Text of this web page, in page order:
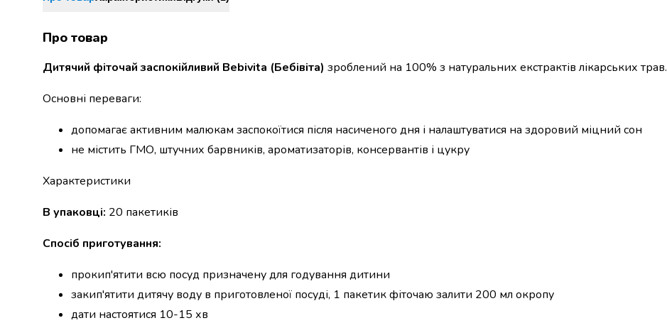
Продукти
напої
Бакалія
Олія
вироби
Сухі
Їжа
приготування
та
Цукор
Все
для
Про товар
Дитячий фіточай заспокійливий Bebivita (Бебівіта) зроблений на 100% з натуральних екстрактів лікарських трав.
Основні переваги:
допомагає активним малюкам заспокоїтися після насиченого дня і налаштуватися на здоровий міцний сон
не містить ГМО, штучних барвників, ароматизаторів, консервантів і цукру
Характеристики
В упаковці: 20 пакетиків
Спосіб приготування:
прокип'ятити всю посуд призначену для годування дитини
закип'ятити дитячу воду в приготовленої посуді, 1 пакетик фіточаю залити 200 мл окропу
дати настоятися 10-15 хв